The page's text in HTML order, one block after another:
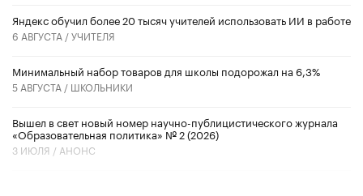
​Яндекс обучил более 20 тысяч учителей использовать ИИ в работе
6 АВГУСТА /УЧИТЕЛЯ
Минимальный набор товаров для школы подорожал на 6,3%
5 АВГУСТА / ШКОЛЬНИКИ
Вышел в свет новый номер научно-публицистического журнала
«Образовательная политика» № 2 (2026)
3 ИЮЛЯ / АНОНС